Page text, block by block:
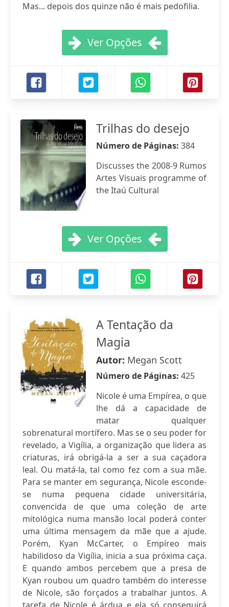
Mas... depois dos quinze não é mais pedofilia.
Ver Opções
Trilhas do desejo
Número de Páginas: 384
Discusses the 2008-9 Rumos
Artes Visuais programme of
the Itaú Cultural
Ver Opções
A Tentação da
Magia
Autor: Megan Scott
Número de Páginas: 425
Nicole é uma Empírea, o que
lhe dá a capacidade de
matar qualquer
sobrenatural mortífero. Mas se o seu poder for
revelado, a Vigília, a organização que lidera as
criaturas, irá obrigá-la a ser a sua caçadora
leal. Ou matá-la, tal como fez com a sua mãe.
Para se manter em segurança, Nicole esconde-
se numa pequena cidade universitária,
convencida de que uma coleção de arte
mitológica numa mansão local poderá conter
uma última mensagem da mãe que a ajude.
Porém, Kyan McCarter, o Empíreo mais
habilidoso da Vigília, inicia a sua próxima caça.
E quando ambos percebem que a presa de
Kyan roubou um quadro também do interesse
de Nicole, são forçados a trabalhar juntos. A